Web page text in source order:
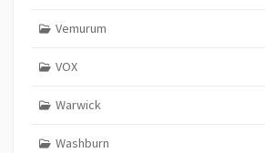
Vemurum
VOX
Warwick
Washburn